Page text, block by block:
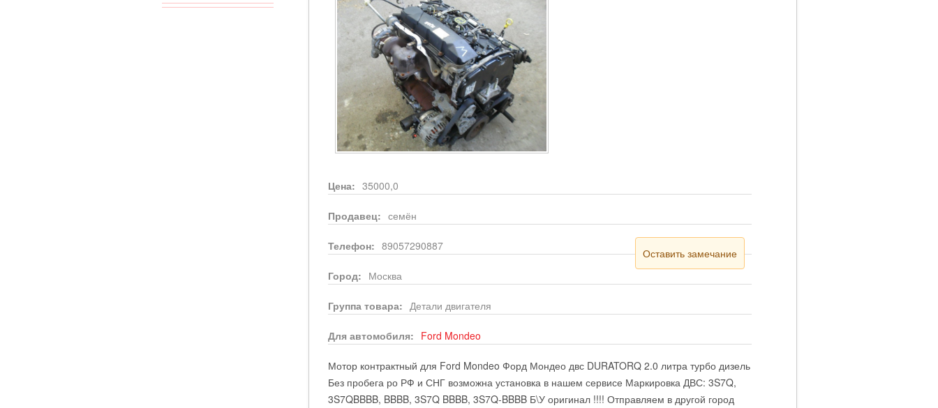
Цена: 35000,0
Продавец: семён
Телефон: 89057290887
Оставить замечание
Город: Москва
Группа товара: Детали двигателя
Для автомобиля: Ford Mondeo
Мотор контрактный для Ford Mondeo Форд Мондео двс DURATORQ 2.0 литра турбо дизель
Без пробега ро РФ и СНГ возможна установка в нашем сервисе Маркировка ДВС: 3S7Q,
3S7QBBBB, BBBB, 3S7Q BBBB, 3S7Q-BBBB Б\У оригинал !!!! Отправляем в другой город